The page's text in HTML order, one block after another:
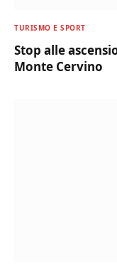
TURISMO E SPORT
Stop alle
Monte Cervino